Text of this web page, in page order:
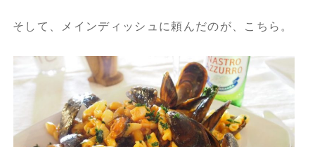
そして、メインディッシュに頼んだのが、こちら。